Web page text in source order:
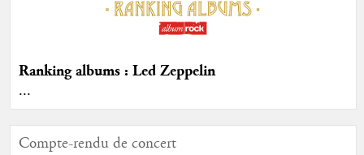
Ranking albums : Led Zeppelin
...
Compte-rendu de concert